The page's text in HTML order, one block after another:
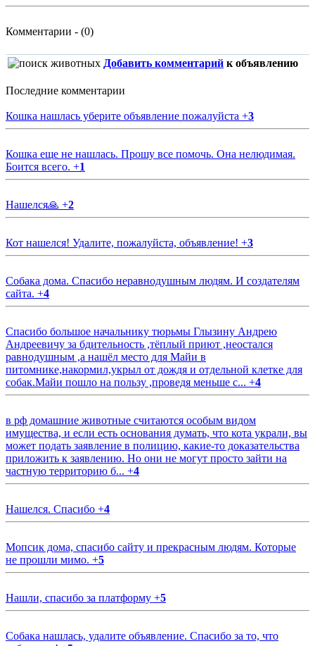
Комментарии - (0)
Добавить комментарий к объявлению
Последние комментарии
Кошка нашлась уберите объявление пожалуйста +3
Кошка еще не нашлась. Прошу все помочь. Она нелюдимая.
Боится всего. +1
Нашелся🙏 +2
Кот нашелся! Удалите, пожалуйста, объявление! +3
Собака дома. Спасибо неравнодушным людям. И создателям
сайта. +4
Спасибо большое начальнику тюрьмы Глызину Андрею
Андреевичу за бдительность ,тёплый приют ,неостался
равнодушным ,а нашёл место для Майи в
питомнике,накормил,укрыл от дождя и отдельной клетке для
собак.Майи пошло на пользу ,проведя меньше с... +4
в рф домашние животные считаются особым видом
имущества, и если есть основания думать, что кота украли, вы
может подать заявление в полицию, какие-то доказательства
приложить к заявлению. Но они не могут просто зайти на
частную территорию б... +4
Нашелся. Спасибо +4
Мопсик дома, спасибо сайту и прекрасным людям. Которые
не прошли мимо. +5
Нашли, спасибо за платформу +5
Собака нашлась, удалите объявление. Спасибо за то, что